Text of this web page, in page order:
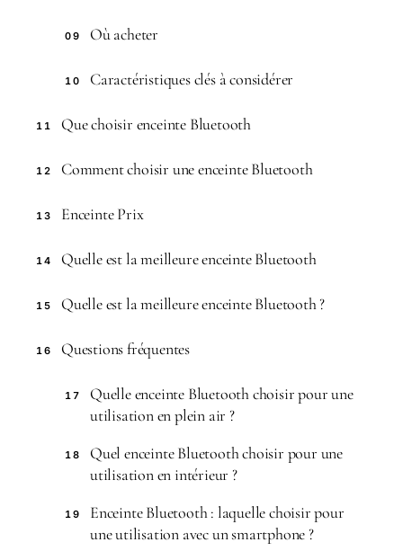
09 Où acheter
10 Caractéristiques clés à considérer
11 Que choisir enceinte Bluetooth
12 Comment choisir une enceinte Bluetooth
13 Enceinte Prix
14 Quelle est la meilleure enceinte Bluetooth
15 Quelle est la meilleure enceinte Bluetooth ?
16 Questions fréquentes
17
Quelle enceinte Bluetooth choisir pour une
utilisation en plein air ?
18
Quel enceinte Bluetooth choisir pour une
utilisation en intérieur ?
19
Enceinte Bluetooth : laquelle choisir pour
une utilisation avec un smartphone ?